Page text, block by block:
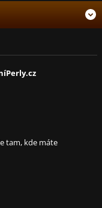
tam, kde máte